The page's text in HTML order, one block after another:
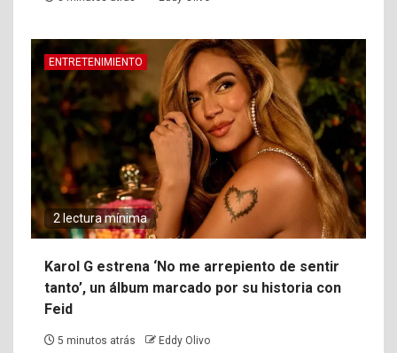
ENTRETENIMIENTO
2 lectura mínima
Karol G estrena ‘No me arrepiento de sentir
tanto’, un álbum marcado por su historia con
Feid
5 minutos atrás Eddy Olivo